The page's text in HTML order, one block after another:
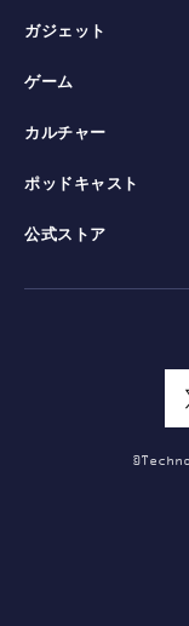
ガジェット
ゲーム
カルチャー
ポッドキャスト
公式ストア